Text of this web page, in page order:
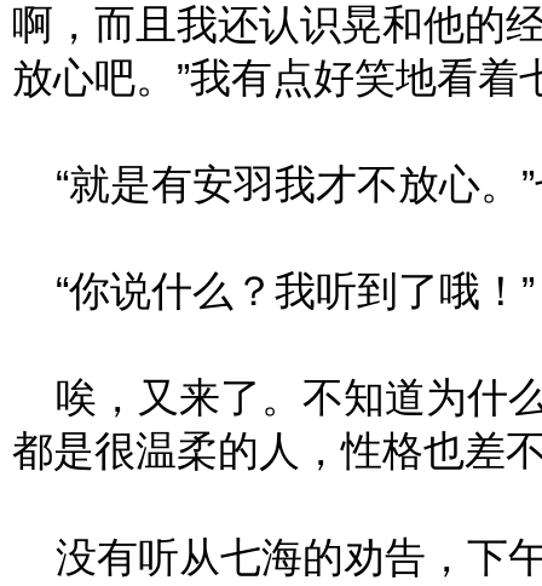
啊，而且我还认识晃和他的
放心吧。”我有点好笑地看
“就是有安羽我才不放心。
“你说什么？我听到了哦！”
唉，又来了。不知道为什
都是很温柔的人，性格也差
没有听从七海的劝告，下